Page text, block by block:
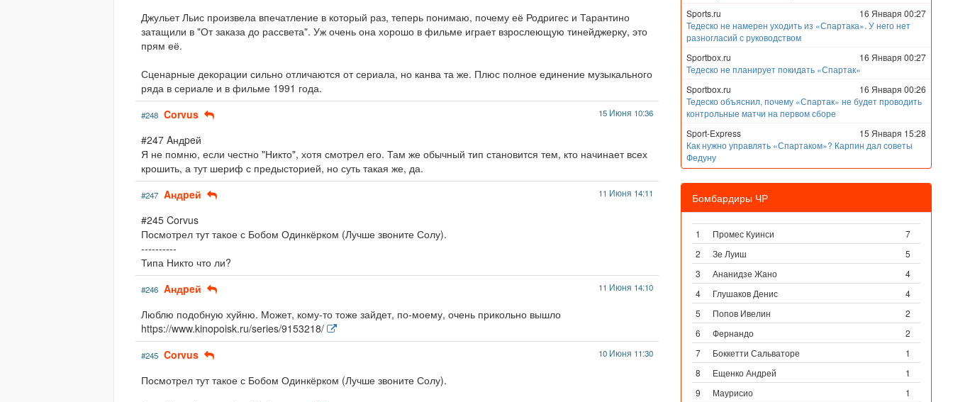
Джульет Льис произвела впечатление в который раз, теперь понимаю, почему её Родригес и Тарантино
затащили в "От заказа до рассвета". Уж очень она хорошо в фильме играет взрослеющую тинейджерку, это
прям её.
Сценарные декорации сильно отличаются от сериала, но канва та же. Плюс полное единение музыкального
ряда в сериале и в фильме 1991 года.
#248 Corvus 15 Июня 10:36
#247 Aндpeй
Я не помню, если честно "Никто", хотя смотрел его. Там же обычный тип становится тем, кто начинает всех
крошить, а тут шериф с предысторией, но суть такая же, да.
#247 Aндpeй 11 Июня 14:11
#245 Corvus
Посмотрел тут такое с Бобом Одинкёрком (Лучше звоните Солу).
----------
Типа Никто что ли?
#246 Aндpeй 11 Июня 14:10
Люблю подобную хуйню. Может, кому-то тоже зайдет, по-моему, очень прикольно вышло
https://www.kinopoisk.ru/series/9153218/
#245 Corvus 10 Июня 11:30
Посмотрел тут такое с Бобом Одинкёрком (Лучше звоните Солу).
Sports.ru
16 Января 00:27
Тедеско не намерен уходить из «Спартака». У него нет
разногласий с руководством
Sportbox.ru
16 Января 00:27
Тедеско не планирует покидать «Спартак»
Sportbox.ru
16 Января 00:26
Тедеско объяснил, почему «Спартак» не будет проводить
контрольные матчи на первом сборе
Sport-Express
15 Января 15:28
Как нужно управлять «Спартаком»? Карпин дал советы
Федуну
Бомбардиры ЧР
1 Промес Куинси
7
2
Зе Луиш
5
3
Ананидзе Жано
4
4
Глушаков Денис
4
5
Попов Ивелин
2
6
Фернандо
2
7
Боккетти Сальваторе
1
8
Ещенко Андрей
1
9
Маурисио
1